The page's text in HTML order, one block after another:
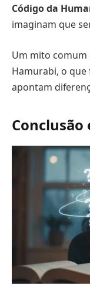
Código da
imaginam que
Um mito comum
Hamurabi, o
apontam